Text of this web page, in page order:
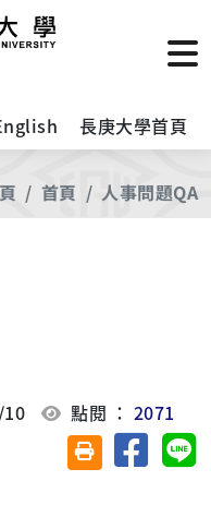
長庚大學首頁
首頁 人事問題QA
點閱 ：2071
友善列印(另開視
分享至